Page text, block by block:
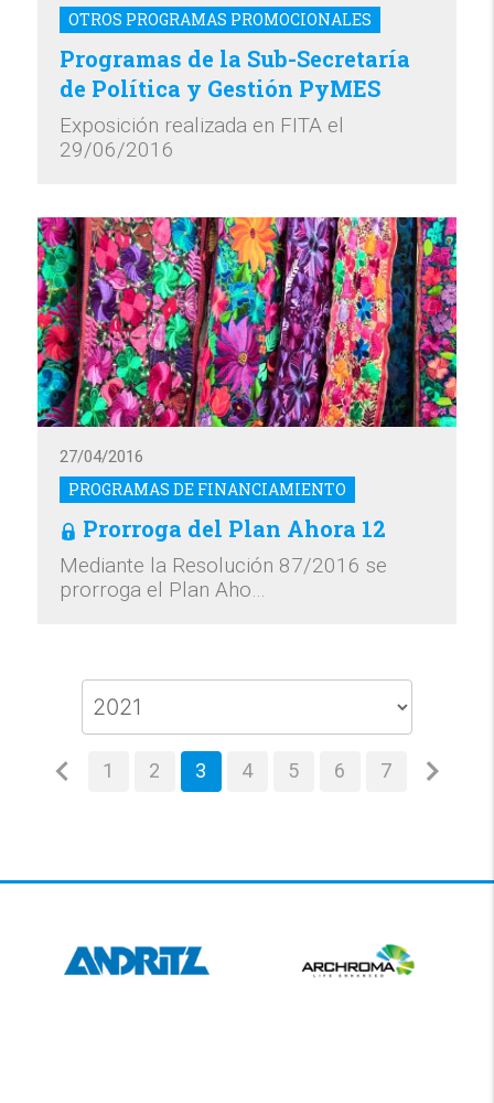
OTROS PROGRAMAS PROMOCIONALES
Programas de la Sub-Secretaría
de Política y Gestión PyMES
Exposición realizada en FITA el
29/06/2016
PROGRAMAS DE FINANCIAMIENTO
27/04/2016
Prorroga del Plan Ahora 12
Mediante la Resolución 87/2016 se
prorroga el Plan Aho…
1 2 3 4 5 6 7